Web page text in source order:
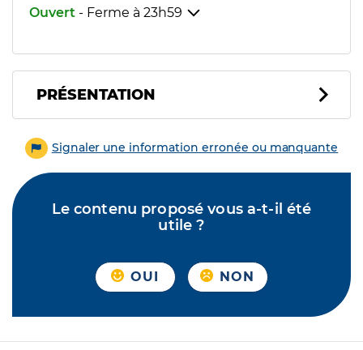
Ouvert - Ferme à 23h59
PRÉSENTATION
Signaler une information erronée ou manquante
Le contenu proposé vous a-t-il été
utile ?
OUI NON